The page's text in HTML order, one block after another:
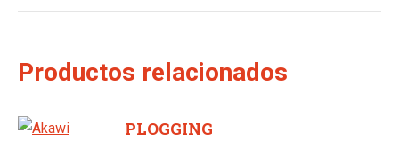
Productos relacionados
PLOGGING